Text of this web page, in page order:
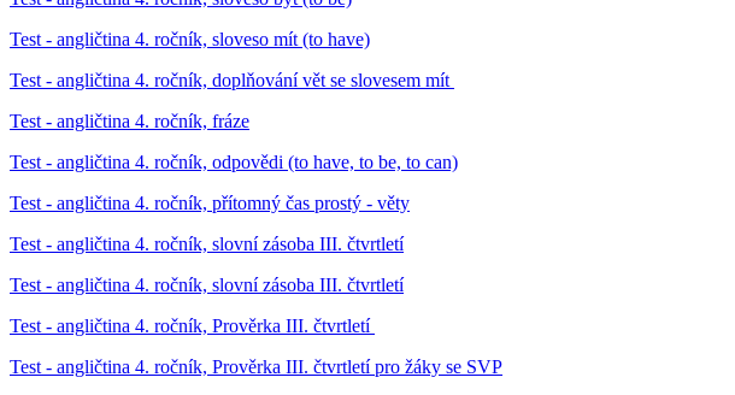
Test - angličtina 4. ročník, sloveso mít (to have)
Test - angličtina 4. ročník, doplňování vět se slovesem mít
Test - angličtina 4. ročník, fráze
Test - angličtina 4. ročník, odpovědi (to have, to be, to can)
Test - angličtina 4. ročník, přítomný čas prostý - věty
Test - angličtina 4. ročník, slovní zásoba III. čtvrtletí
Test - angličtina 4. ročník, slovní zásoba III. čtvrtletí
Test - angličtina 4. ročník, Prověrka III. čtvrtletí
Test - angličtina 4. ročník, Prověrka III. čtvrtletí pro žáky se SVP